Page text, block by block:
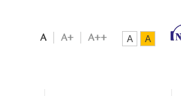
A A+ A++ A A